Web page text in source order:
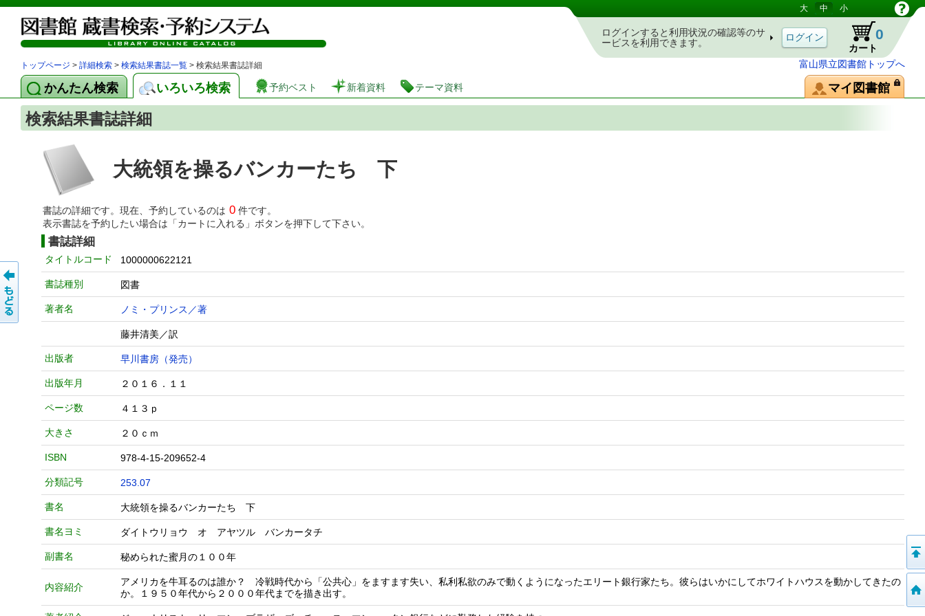
図書館 蔵書検索・予約システム 大 中 小
ログインすると利用状況の確認等のサ
ービスを利用できます。
カート
0
富山県立図書館トップへ
トップページ > 詳細検索 > 検索結果書誌一覧 > 検索結果書誌詳細
かんたん検索 いろいろ検索 予約ベスト 新着資料 テーマ資料 マイ図書館
検索結果書誌詳細
大統領を操るバンカーたち 下
書誌の詳細です。現在、予約しているのは 0 件です。
表示書誌を予約したい場合は「カートに入れる」ボタンを押下して下さい。
書誌詳細
タイトルコード 1000000622121
書誌種別 図書
著者名 ノミ・プリンス／著
藤井清美／訳
出版者 早川書房（発売）
出版年月 ２０１６．１１
ページ数 ４１３ｐ
大きさ ２０ｃｍ
ISBN 978-4-15-209652-4
分類記号 253.07
書名 大統領を操るバンカーたち 下
書名ヨミ ダイトウリョウ オ アヤツル バンカータチ
副書名 秘められた蜜月の１００年
内容紹介
アメリカを牛耳るのは誰か？ 冷戦時代から「公共心」をますます失い、私利私欲のみで動くようになったエリート銀行家たち。彼らはいかにしてホワイトハウスを動かしてきたの
か。１９５０年代から２０００年代までを描き出す。